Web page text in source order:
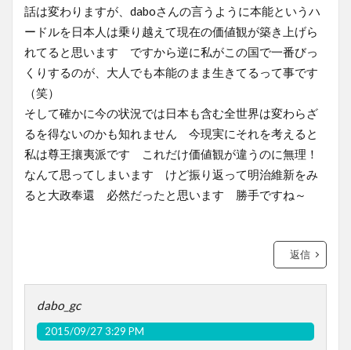
話は変わりますが、daboさんの言うように本能というハ
ードルを日本人は乗り越えて現在の価値観が築き上げら
れてると思います ですから逆に私がこの国で一番びっ
くりするのが、大人でも本能のまま生きてるって事です
（笑）
そして確かに今の状況では日本も含む全世界は変わらざ
るを得ないのかも知れません 今現実にそれを考えると
私は尊王攘夷派です これだけ価値観が違うのに無理！
なんて思ってしまいます けど振り返って明治維新をみ
ると大政奉還 必然だったと思います 勝手ですね～
返信
dabo_gc
2015/09/27 3:29 PM